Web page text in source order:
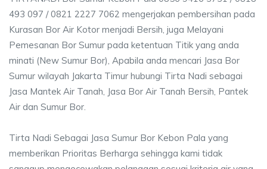
493 097 / 0821 2227 7062 mengerjakan pembersihan pada
Kurasan Bor Air Kotor menjadi Bersih, juga Melayani
Pemesanan Bor Sumur pada ketentuan Titik yang anda
minati (New Sumur Bor), Apabila anda mencari Jasa Bor
Sumur wilayah Jakarta Timur hubungi Tirta Nadi sebagai
Jasa Mantek Air Tanah, Jasa Bor Air Tanah Bersih, Pantek
Air dan Sumur Bor.
Tirta Nadi Sebagai Jasa Sumur Bor Kebon Pala yang
memberikan Prioritas Berharga sehingga kami tidak